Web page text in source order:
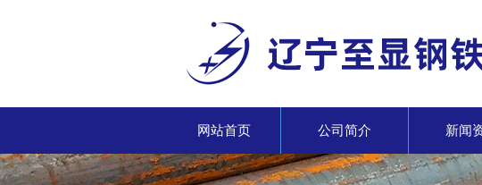
网站首页 公司简介 新闻